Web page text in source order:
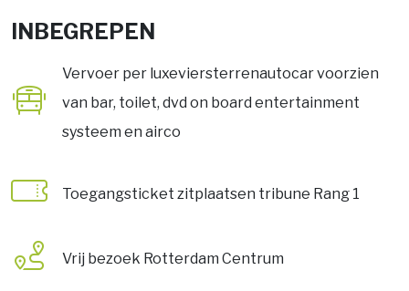
INBEGREPEN
Vervoer per luxeviersterrenautocar voorzien
van bar, toilet, dvd on board entertainment
systeem en airco
Toegangsticket zitplaatsen tribune Rang 1
Vrij bezoek Rotterdam Centrum